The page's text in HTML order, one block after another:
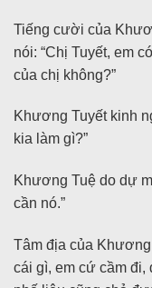
Tiếng cười của
nói: “Chị Tuyết, em
của chị không?”
Khương Tuyết kinh
kia làm gì?”
Khương Tuệ do dự
cần nó.”
Tâm địa của Khương
cái gì, em cứ cầm đi,